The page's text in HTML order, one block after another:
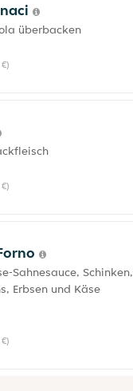
überbacken
Sahnesauce, Schinken,
Erbsen und Käse